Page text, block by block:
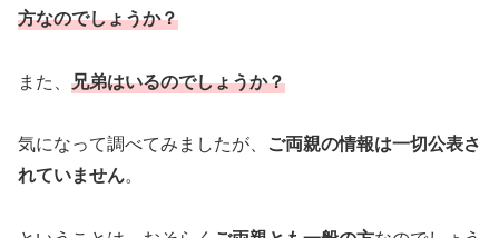
方なのでしょうか？
また、 兄弟はいるのでしょうか？
気になって調べてみましたが、 ご両親の情報は一切公表さ
れていません。